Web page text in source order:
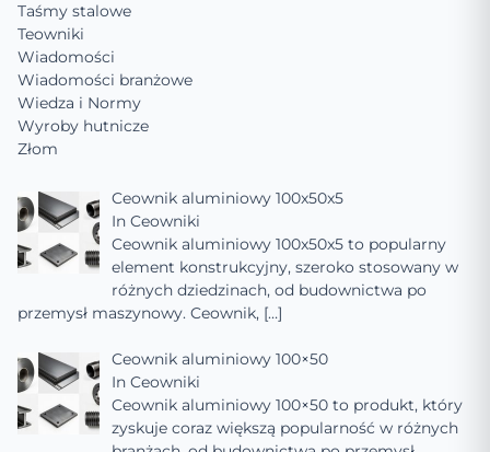
Taśmy stalowe
Teowniki
Wiadomości
Wiadomości branżowe
Wiedza i Normy
Wyroby hutnicze
Złom
Ceownik aluminiowy 100x50x5
In Ceowniki
Ceownik aluminiowy 100x50x5 to popularny
element konstrukcyjny, szeroko stosowany w
różnych dziedzinach, od budownictwa po
przemysł maszynowy. Ceownik, […]
Ceownik aluminiowy 100×50
In Ceowniki
Ceownik aluminiowy 100×50 to produkt, który
zyskuje coraz większą popularność w różnych